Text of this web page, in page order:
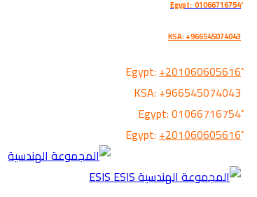
KSA: +966545074043
+201060605616
KSA: +966545074043
01066716754
+201060605616